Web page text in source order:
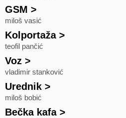
GSM >
miloš vasić
Kolportaža>
teofil pančić
Voz >
vladimir stanković
Urednik >
miloš bobić
Bečka kafa>